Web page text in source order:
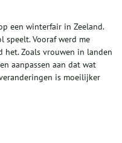
een winterfair in Zeeland.
speelt. Vooraf werd me
het. Zoals vrouwen in landen
aanpassen aan dat wat
is moeilijker